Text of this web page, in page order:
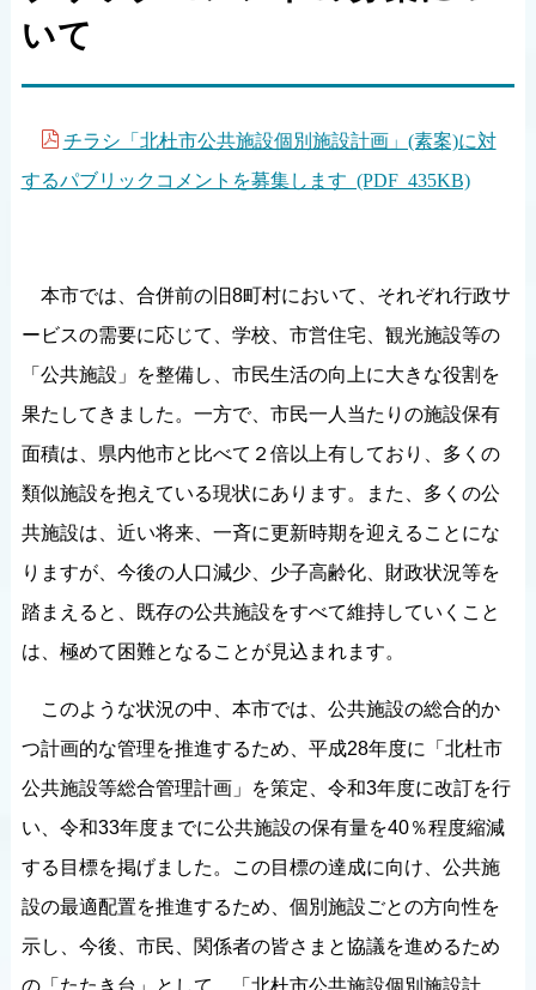
いて
チラシ「北杜市公共施設個別施設計画」(素案)に対
するパブリックコメントを募集します (PDF 435KB)
本市では、合併前の旧8町村において、それぞれ行政サ
ービスの需要に応じて、学校、市営住宅、観光施設等の
「公共施設」を整備し、市民生活の向上に大きな役割を
果たしてきました。一方で、市民一人当たりの施設保有
面積は、県内他市と比べて２倍以上有しており、多くの
類似施設を抱えている現状にあります。また、多くの公
共施設は、近い将来、一斉に更新時期を迎えることにな
りますが、今後の人口減少、少子高齢化、財政状況等を
踏まえると、既存の公共施設をすべて維持していくこと
は、極めて困難となることが見込まれます。
このような状況の中、本市では、公共施設の総合的か
つ計画的な管理を推進するため、平成28年度に「北杜市
公共施設等総合管理計画」を策定、令和3年度に改訂を行
い、令和33年度までに公共施設の保有量を40％程度縮減
する目標を掲げました。この目標の達成に向け、公共施
設の最適配置を推進するため、個別施設ごとの方向性を
示し、今後、市民、関係者の皆さまと協議を進めるため
の「たたき台」として、「北杜市公共施設個別施設計